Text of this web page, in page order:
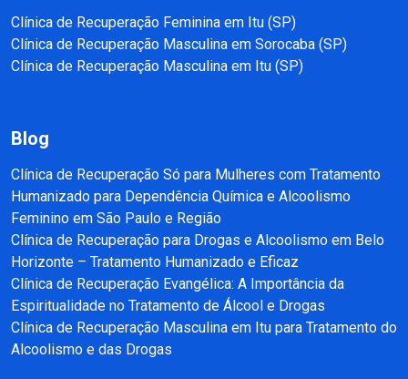
Clínica de Recuperação Feminina em Itu (SP)
Clínica de Recuperação Masculina em Sorocaba (SP)
Clínica de Recuperação Masculina em Itu (SP)
Blog
Clínica de Recuperação Só para Mulheres com Tratamento
Humanizado para Dependência Química e Alcoolismo
Feminino em São Paulo e Região
Clínica de Recuperação para Drogas e Alcoolismo em Belo
Horizonte – Tratamento Humanizado e Eficaz
Clínica de Recuperação Evangélica: A Importância da
Espiritualidade no Tratamento de Álcool e Drogas
Clínica de Recuperação Masculina em Itu para Tratamento do
Alcoolismo e das Drogas